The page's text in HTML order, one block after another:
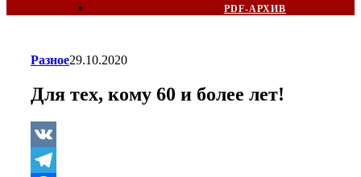
PDF-АРХИВ
Разное29.10.2020
Для тех, кому 60 и более лет!
VK